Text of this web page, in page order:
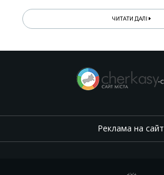
ЧИТАТИ ДАЛІ
Реклама на
.,.,.